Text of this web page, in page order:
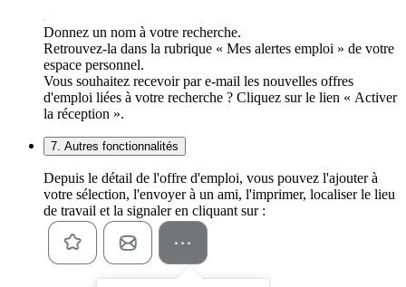
Donnez un nom à votre recherche.
Retrouvez-la dans la rubrique « Mes alertes emploi » de votre
espace personnel.
Vous souhaitez recevoir par e-mail les nouvelles offres
d'emploi liées à votre recherche ? Cliquez sur le lien « Activer
la réception ».
7. Autres fonctionnalités
Depuis le détail de l'offre d'emploi, vous pouvez l'ajouter à
votre sélection, l'envoyer à un ami, l'imprimer, localiser le lieu
de travail et la signaler en cliquant sur :